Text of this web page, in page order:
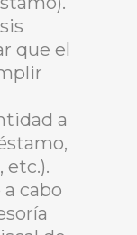
que el
a
etc.).
cabo